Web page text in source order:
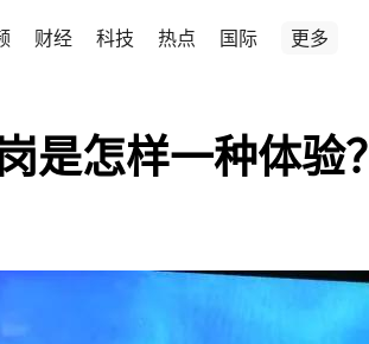
财经 科技 热点 国际 更多
是怎样一种体验？